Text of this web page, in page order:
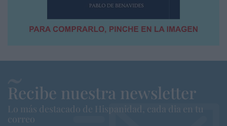
Recibe nuestra newsletter
Lo más destacado de Hispanidad, cada dia en tu
correo